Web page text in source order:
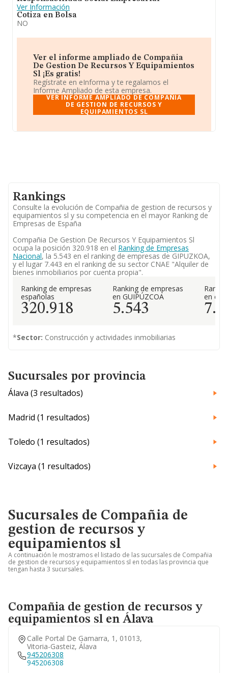
Ver Información
Cotiza en Bolsa
NO
Ver el informe ampliado de Compañia
De Gestion De Recursos Y Equipamientos
Sl ¡Es gratis!
Regístrate en eInforma y te regalamos el
Informe Ampliado de esta empresa.
VER INFORME AMPLIADO DE COMPAÑIA
DE GESTION DE RECURSOS Y
EQUIPAMIENTOS SL
Rankings
Consulte la evolución de Compañia de gestion de recursos y
equipamientos sl y su competencia en el mayor Ranking de
Empresas de España
Compañia De Gestion De Recursos Y Equipamientos Sl
ocupa la posición 320.918 en el Ranking de Empresas
Nacional, la 5.543 en el ranking de empresas de GIPUZKOA,
y el lugar 7.443 en el ranking de su sector CNAE "Alquiler de
bienes inmobiliarios por cuenta propia".
Ranking de empresas
españolas
320.918
Ranking de empresas
en GUIPÚZCOA
5.543
en el
*Sector: Construcción y actividades inmobiliarias
Sucursales por provincia
Álava (3 resultados)
Madrid (1 resultados)
Toledo (1 resultados)
Vizcaya (1 resultados)
Sucursales de Compañia de
gestion de recursos y
equipamientos sl
A continuación le mostramos el listado de las sucursales de Compañia
de gestion de recursos y equipamientos sl en todas las provincia que
tengan hasta 3 sucursales.
Compañia de gestion de recursos y
equipamientos sl en Álava
Calle Portal De Gamarra, 1, 01013,
Vitoria-Gasteiz, Álava
945206308
945206308